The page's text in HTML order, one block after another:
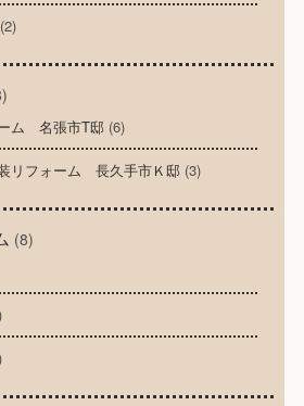
(2)
ム 名張市T邸(6)
リフォーム 長久手市Ｋ邸(3)
(8)